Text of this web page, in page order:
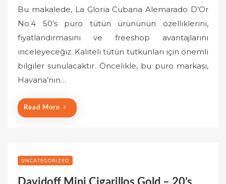
s
t
e
d
Bu makalede, La Gloria Cubana Alemarado D’Or
No.4 50’s puro tütün ürününün özelliklerini,
fiyatlandırmasını ve freeshop avantajlarını
inceleyeceğiz. Kaliteli tütün tutkunları için önemli
bilgiler sunulacaktır. Öncelikle, bu puro markası,
Havana’nın…
Read More
UNCATEGORIZED